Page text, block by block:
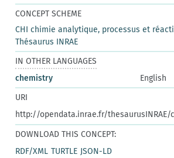
CONCEPT SCHEME
CHI chimie analytique, processus et
Thésaurus INRAE
IN OTHER LANGUAGES
chemistry
English
URI
http://opendata.inrae.fr/thesaurusINRAE/
DOWNLOAD THIS CONCEPT:
RDF/XML TURTLE JSON-LD